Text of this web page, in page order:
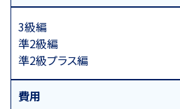
3級編
準2級編
準2級プラス編
費用